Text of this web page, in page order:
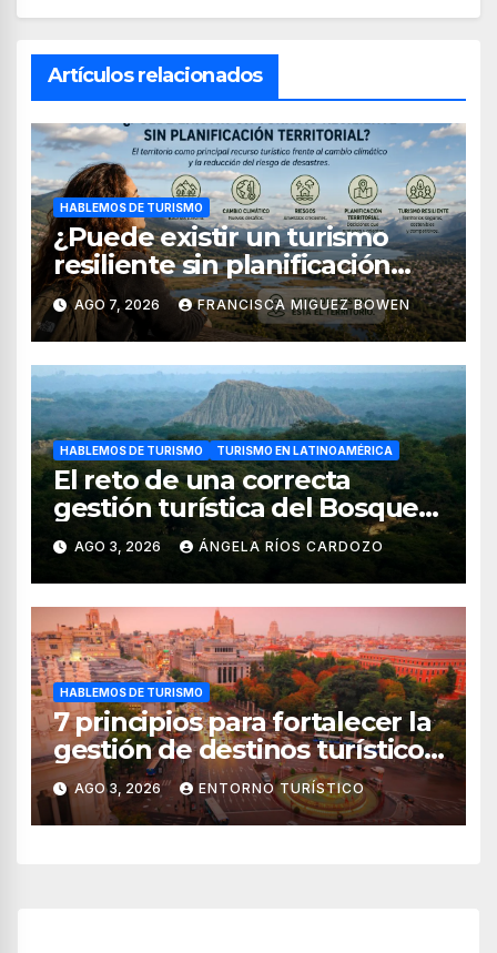
Artículos relacionados
HABLEMOS DE TURISMO
¿Puede existir un turismo
resiliente sin planificación
territorial?
AGO 7, 2026 FRANCISCA MIGUEZ BOWEN
HABLEMOS DE TURISMO TURISMO EN LATINOAMÉRICA
El reto de una correcta
gestión turística del Bosque
de Pomac (en Perú)
AGO 3, 2026 ÁNGELA RÍOS CARDOZO
HABLEMOS DE TURISMO
7 principios para fortalecer la
gestión de destinos turísticos,
según el WTTC
AGO 3, 2026 ENTORNO TURÍSTICO